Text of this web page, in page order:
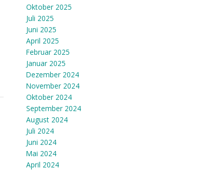
Oktober 2025
Juli 2025
Juni 2025
April 2025
Februar 2025
Januar 2025
Dezember 2024
November 2024
Oktober 2024
September 2024
August 2024
Juli 2024
Juni 2024
Mai 2024
April 2024